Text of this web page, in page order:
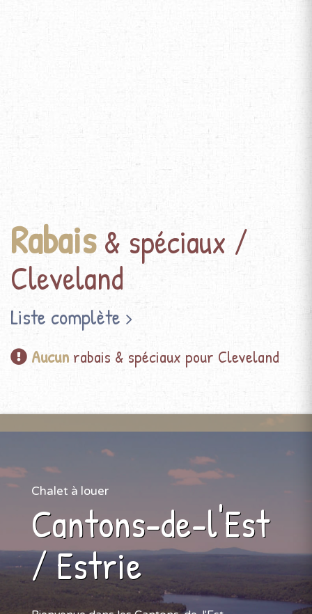
Rabais& spéciaux /
Cleveland
Liste complète
Aucun rabais & spéciaux pour Cleveland
Chalet à louer
Cantons-de-l'Est
/ Estrie